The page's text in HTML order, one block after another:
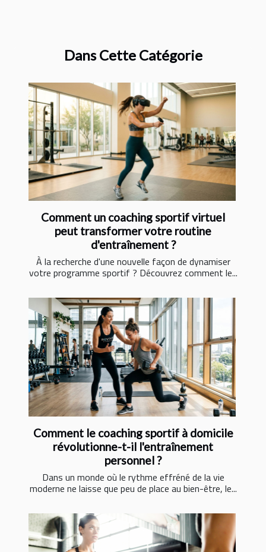
Dans Cette Catégorie
Comment un coaching sportif virtuel
peut transformer votre routine
d'entraînement ?
À la recherche d'une nouvelle façon de dynamiser
votre programme sportif ? Découvrez comment le...
Comment le coaching sportif à domicile
révolutionne-t-il l'entraînement
personnel ?
Dans un monde où le rythme effréné de la vie
moderne ne laisse que peu de place au bien-être, le...